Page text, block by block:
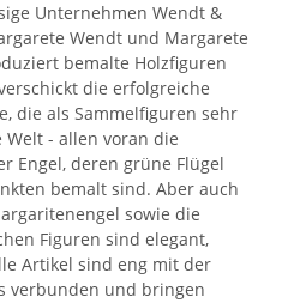
Unternehmen Wendt &
Wendt und Margarete
bemalte Holzfiguren
die erfolgreiche
die als Sammelfiguren sehr
- allen voran die
Engel, deren grüne Flügel
bemalt sind. Aber auch
sowie die
Figuren sind elegant,
Artikel sind eng mit der
verbunden und bringen